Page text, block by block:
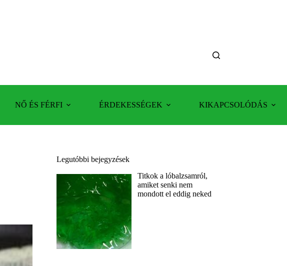
NŐ ÉS FÉRFI ÉRDEKESSÉGEK KIKAPCSOLÓDÁS
Legutóbbi bejegyzések
Titkok a lóbalzsamról,
amiket senki nem
mondott el eddig neked